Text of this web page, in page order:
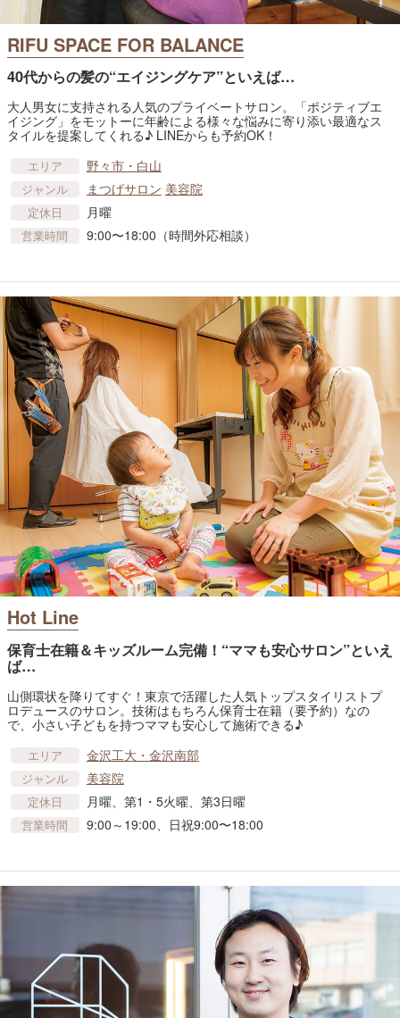
RIFU SPACE FOR BALANCE
40代からの髪の“エイジングケア”といえば…
大人男女に支持される人気のプライベートサロン。「ポジティブエ
イジング」をモットーに年齢による様々な悩みに寄り添い最適なス
タイルを提案してくれる♪ LINEからも予約OK！
エリア 野々市・白山
ジャンル まつげサロン 美容院
定休日 月曜
営業時間 9:00〜18:00（時間外応相談）
Hot Line
保育士在籍＆キッズルーム完備！“ママも安心サロン”といえ
ば…
山側環状を降りてすぐ！東京で活躍した人気トップスタイリストプ
ロデュースのサロン。技術はもちろん保育士在籍（要予約）なの
で、小さい子どもを持つママも安心して施術できる♪
エリア 金沢工大・金沢南部
ジャンル 美容院
定休日 月曜、第1・5火曜、第3日曜
営業時間 9:00～19:00、日祝9:00〜18:00